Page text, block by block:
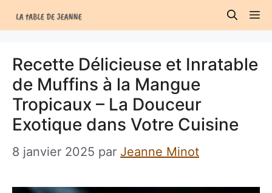
au
Recette Délicieuse et Inratable
de Muffins à la Mangue
Tropicaux – La Douceur
Exotique dans Votre Cuisine
8 janvier 2025 par Jeanne Minot